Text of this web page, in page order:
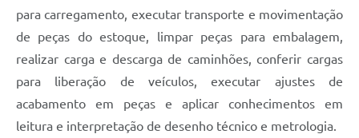
para carregamento, executar transporte e movimentação
de peças do estoque, limpar peças para embalagem,
realizar carga e descarga de caminhões, conferir cargas
para liberação de veículos, executar ajustes de
acabamento em peças e aplicar conhecimentos em
leitura e interpretação de desenho técnico e metrologia.